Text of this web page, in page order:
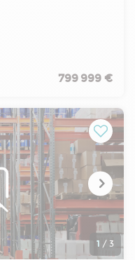
un vaste local
d'une situation
aux besoins de
799 999 €
1 / 3